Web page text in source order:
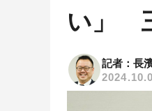
い」
記者：長